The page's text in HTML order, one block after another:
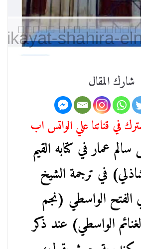
شارك المقال
في قناتنا علي الواتس اب
عمار في كتابه القيم
في ترجمة الشيخ
الفتح الواسطي (نجم
الواسطي) عند ذكر